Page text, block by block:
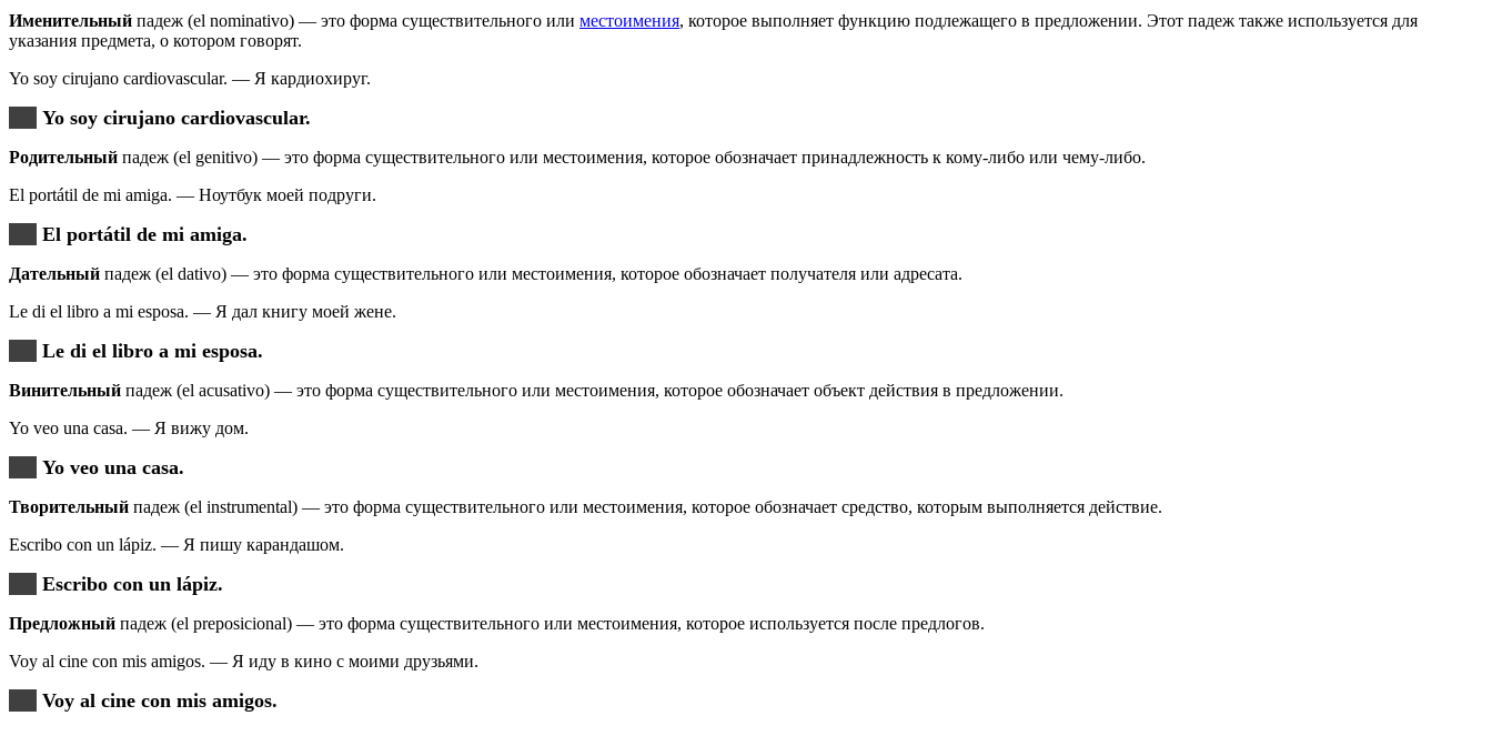
Именительный падеж (el nominativo) — это форма существительного или местоимения, которое выполняет функцию подлежащего в предложении. Этот падеж также используется для
указания предмета, о котором говорят.
Yo soy cirujano cardiovascular. — Я кардиохируг.
Yo soy cirujano cardiovascular.
Родительный падеж (el genitivo) — это форма существительного или местоимения, которое обозначает принадлежность к кому-либо или чему-либо.
El portátil de mi amiga. — Ноутбук моей подруги.
El portátil de mi amiga.
Дательный падеж (el dativo) — это форма существительного или местоимения, которое обозначает получателя или адресата.
Le di el libro a mi esposa. — Я дал книгу моей жене.
Le di el libro a mi esposa.
Винительный падеж (el acusativo) — это форма существительного или местоимения, которое обозначает объект действия в предложении.
Yo veo una casa. — Я вижу дом.
Yo veo una casa.
Творительный падеж (el instrumental) — это форма существительного или местоимения, которое обозначает средство, которым выполняется действие.
Escribo con un lápiz. — Я пишу карандашом.
Escribo con un lápiz.
Предложный падеж (el preposicional) — это форма существительного или местоимения, которое используется после предлогов.
Voy al cine con mis amigos. — Я иду в кино с моими друзьями.
Voy al cine con mis amigos.